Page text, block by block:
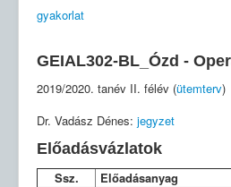
gyakorlat
GEIAL302-BL_Ózd -
2019/2020. tanév II. félév (ütemterv)
Dr. Vadász Dénes: jegyzet
Előadásvázlatok
Ssz.
Előadásanyag